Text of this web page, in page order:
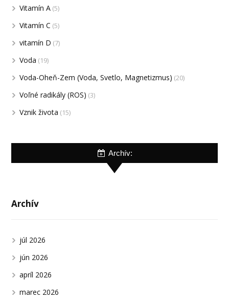
Vitamín A (5)
Vitamín C (5)
vitamín D (7)
Voda (19)
Voda-Oheň-Zem (Voda, Svetlo, Magnetizmus) (20)
Voľné radikály (ROS) (3)
Vznik života (15)
Archív:
Archív
júl 2026
jún 2026
apríl 2026
marec 2026